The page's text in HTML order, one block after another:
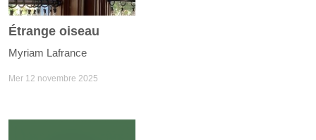
Étrange oiseau
Myriam Lafrance
Mer 12 novembre 2025